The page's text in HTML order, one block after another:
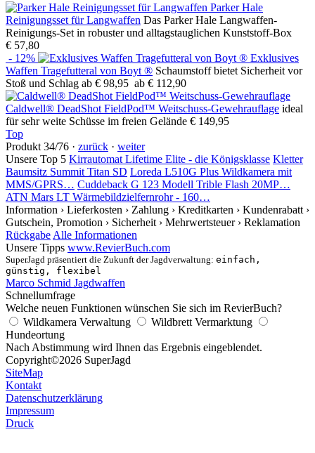
Parker Hale
Reinigungsset für Langwaffen Das Parker Hale Langwaffen-
Reinigungs-Set in robuster und alltagstauglichen Kunststoff-Box
€ 57,80
- 12%
Exklusives
Waffen Tragefutteral von Boyt ® Schaumstoff bietet Sicherheit vor
Stoß und Schlag ab € 98,95 ab € 112,90
Caldwell® DeadShot FieldPod™ Weitschuss-Gewehrauflage ideal
für sehr weite Schüsse im freien Gelände € 149,95
Top
Produkt 34/76 · zurück · weiter
Unsere Top 5 Kirrautomat Lifetime Elite - die Königsklasse Kletter
Baumsitz Summit Titan SD Loreda L510G Plus Wildkamera mit
MMS/GPRS… Cuddeback G 123 Modell Trible Flash 20MP…
ATN Mars LT Wärmebildzielfernrohr - 160…
Information › Lieferkosten › Zahlung › Kreditkarten › Kundenrabatt ›
Gutschein, Promotion › Sicherheit › Mehrwertsteuer › Reklamation
Rückgabe Alle Informationen
Unsere Tipps www.RevierBuch.com
SuperJagd präsentiert die Zukunft der Jagdverwaltung: einfach,
günstig, flexibel
Marco Schmid Jagdwaffen
Schnellumfrage
Welche neuen Funktionen wünschen Sie sich im RevierBuch?
Wildkamera Verwaltung
Wildbrett Vermarktung
Hundeortung
Nach Abstimmung wird Ihnen das Ergebnis eingeblendet.
Copyright©2026 SuperJagd
SiteMap
Kontakt
Datenschutzerklärung
Impressum
Druck